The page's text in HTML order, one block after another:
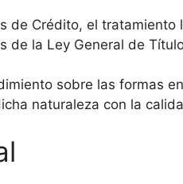
de Crédito, el
de la Ley General de
sobre las formas
naturaleza con la